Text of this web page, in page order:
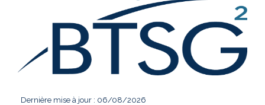
Dernière mise à jour : 06/08/2026